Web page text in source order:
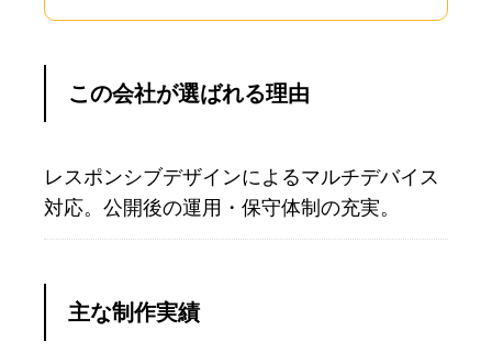
この会社が選ばれる理由
レスポンシブデザインによるマルチデバイス
対応。公開後の運用・保守体制の充実。
主な制作実績